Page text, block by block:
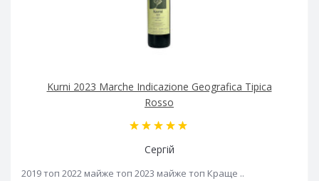
Kurni 2023 Marche Indicazione Geografica Tipica
Rosso
Сергій
2019 топ 2022 майже топ 2023 майже топ Краще ..